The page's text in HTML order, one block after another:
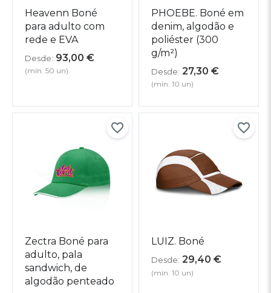
Heavenn Boné
para adulto com
rede e EVA
Desde: 93,00 €
(mín. 50 un)
PHOEBE. Boné em
denim, algodão e
poliéster (300
g/m²)
Desde: 27,30 €
(mín. 10 un)
Zectra Boné para
adulto, pala
sandwich, de
algodão penteado
LUIZ. Boné
Desde: 29,40 €
(mín. 10 un)